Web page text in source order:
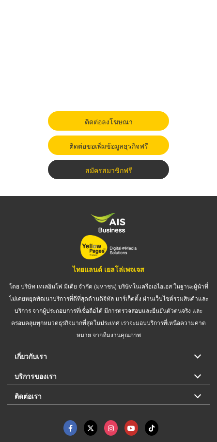
ติดต่อลงโฆษณา
ติดต่อขอเพิ่มข้อมูลธุรกิจฟรี
สมัครสมาชิกฟรี
ไทยแลนด์ เยลโล่เพจเจส
โดย บริษัท เทเลอินโฟ มีเดีย จำกัด (มหาชน) บริษัทในเครือเอไอเอส ในฐานะผู้นำที่
ไม่เคยหยุดพัฒนาบริการที่ดีที่สุดด้านดิจิทัล มาร์เก็ตติ้ง ผ่านเว็บไซต์รวมสินค้าและ
บริการ จากผู้ประกอบการที่เชื่อถือได้ มีการตรวจสอบและยืนยันตัวตนจริง และ
ครอบคลุมทุกหมวดธุรกิจมากที่สุดในประเทศ เราจะมอบบริการที่เหนือความคาด
หมาย จากทีมงานคุณภาพ
เกี่ยวกับเรา
บริการของเรา
ติดต่อเรา